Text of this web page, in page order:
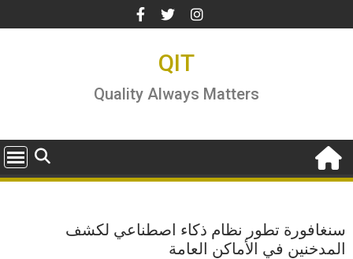
to
QIT
Quality Always Matters
سنغافورة تطور نظام ذكاء اصطناعي لكشف
المدخنين في الأماكن العامة